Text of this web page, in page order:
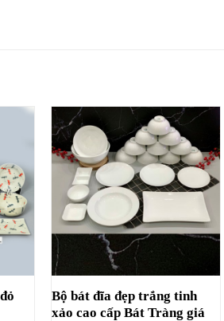
Bộ bát đĩa đẹp trắng tinh
xảo cao cấp Bát Tràng giá